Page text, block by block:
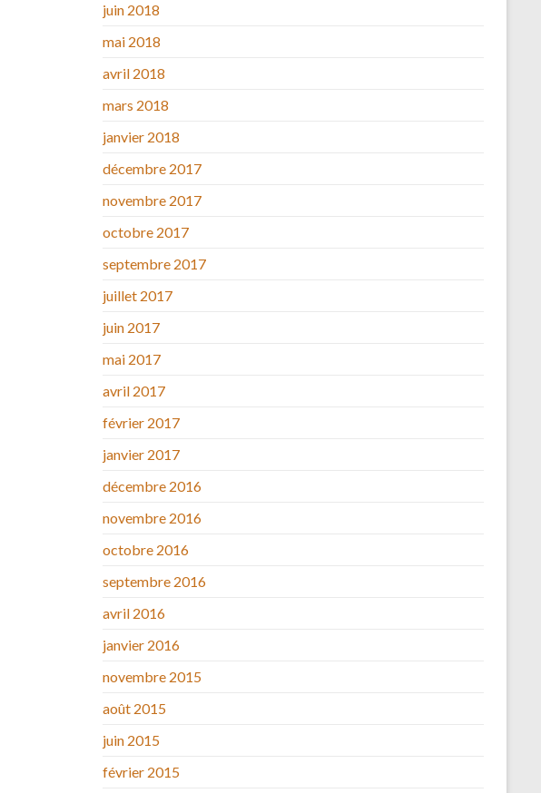
juin 2018
mai 2018
avril 2018
mars 2018
janvier 2018
décembre 2017
novembre 2017
octobre 2017
septembre 2017
juillet 2017
juin 2017
mai 2017
avril 2017
février 2017
janvier 2017
décembre 2016
novembre 2016
octobre 2016
septembre 2016
avril 2016
janvier 2016
novembre 2015
août 2015
juin 2015
février 2015